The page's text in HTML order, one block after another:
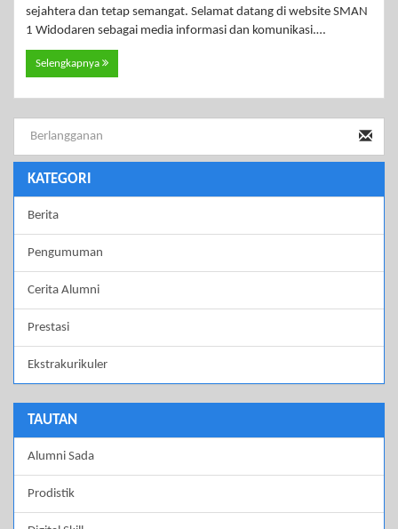
sejahtera dan tetap semangat. Selamat datang di website SMAN
1 Widodaren sebagai media informasi dan komunikasi.…
Selengkapnya
KATEGORI
Berita
Pengumuman
Cerita Alumni
Prestasi
Ekstrakurikuler
TAUTAN
Alumni Sada
Prodistik